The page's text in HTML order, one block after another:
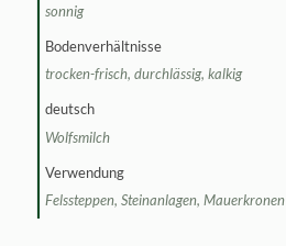
sonnig
Bodenverhältnisse
trocken-frisch, durchlässig, kalkig
deutsch
Wolfsmilch
Verwendung
Felssteppen, Steinanlagen, Mauerkronen